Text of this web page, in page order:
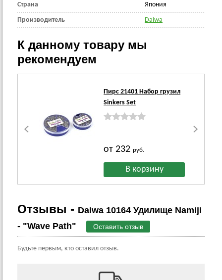
Страна Япония
Производитель Daiwa
К данному товару мы
рекомендуем
Пирс 21401 Набор грузил
Sinkers Set
от 232руб.
Отзывы - Daiwa 10164 Удилище Namiji
- "Wave Path"
Оставить отзыв
Будьте первым, кто оставил отзыв.